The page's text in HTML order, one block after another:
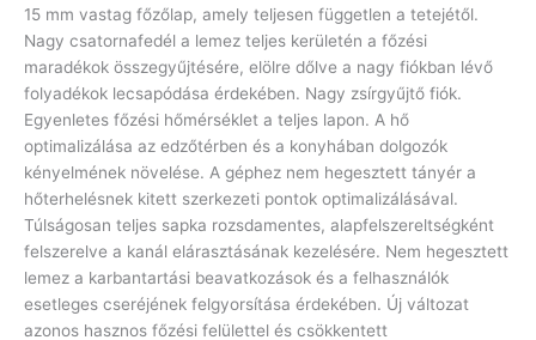
15 mm vastag főzőlap, amely teljesen független a tetejétől.
Nagy csatornafedél a lemez teljes kerületén a főzési
maradékok összegyűjtésére, elölre dőlve a nagy fiókban lévő
folyadékok lecsapódása érdekében. Nagy zsírgyűjtő fiók.
Egyenletes főzési hőmérséklet a teljes lapon. A hő
optimalizálása az edzőtérben és a konyhában dolgozók
kényelmének növelése. A géphez nem hegesztett tányér a
hőterhelésnek kitett szerkezeti pontok optimalizálásával.
Túlságosan teljes sapka rozsdamentes, alapfelszereltségként
felszerelve a kanál elárasztásának kezelésére. Nem hegesztett
lemez a karbantartási beavatkozások és a felhasználók
esetleges cseréjének felgyorsítása érdekében. Új változat
azonos hasznos főzési felülettel és csökkentett